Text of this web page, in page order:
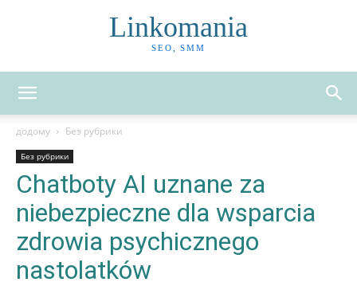
Linkomania
SEO, SMM
додому Без рубрики
Без рубрики
Chatboty AI uznane za
niebezpieczne dla wsparcia
zdrowia psychicznego
nastolatków